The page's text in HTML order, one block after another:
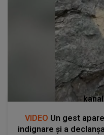
VIDEO Un gest
indignare și a